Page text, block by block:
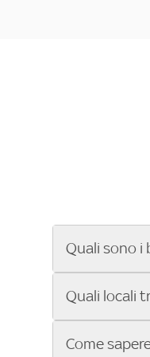
Quali sono i
Se cerchi un
ENILIVE, la
Sky Bar ti
Quali locali
Vuoi sapere
Come